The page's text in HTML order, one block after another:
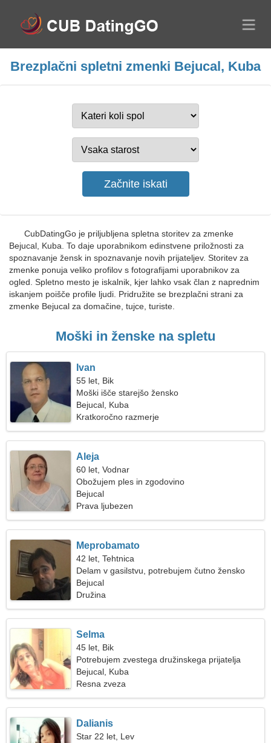
Brezplačni spletni zmenki Bejucal, Kuba
CubDatingGo je priljubljena spletna storitev za zmenke
Bejucal, Kuba. To daje uporabnikom edinstvene priložnosti za
spoznavanje žensk in spoznavanje novih prijateljev. Storitev za
zmenke ponuja veliko profilov s fotografijami uporabnikov za
ogled. Spletno mesto je iskalnik, kjer lahko vsak član z naprednim
iskanjem poišče profile ljudi. Pridružite se brezplačni strani za
zmenke Bejucal za domačine, tujce, turiste.
Moški in ženske na spletu
Ivan
55 let, Bik
Moški išče starejšo žensko
Bejucal, Kuba
Kratkoročno razmerje
Aleja
60 let, Vodnar
Obožujem ples in zgodovino
Bejucal
Prava ljubezen
Meprobamato
42 let, Tehtnica
Delam v gasilstvu, potrebujem čutno žensko
Bejucal
Družina
Selma
45 let, Bik
Potrebujem zvestega družinskega prijatelja
Bejucal, Kuba
Resna zveza
Dalianis
Star 22 let, Lev